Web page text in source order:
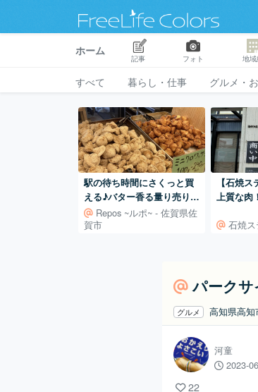
ホーム
記事 フォト 地域
すべて 暮らし・仕事 グルメ・
駅の待ち時間にさくっと買
える♪バター香る量り売りの
ミニクロはまとめ買い必
須！
Repos ~ルポ~ - 佐賀県佐
賀市
【石焼
上質な肉
石焼
パークサ
グルメ 高知県高
河童
2023-
22